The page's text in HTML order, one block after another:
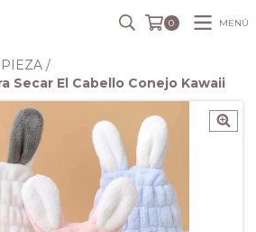
0 MENÚ
/
Secar El Cabello Conejo Kawaii